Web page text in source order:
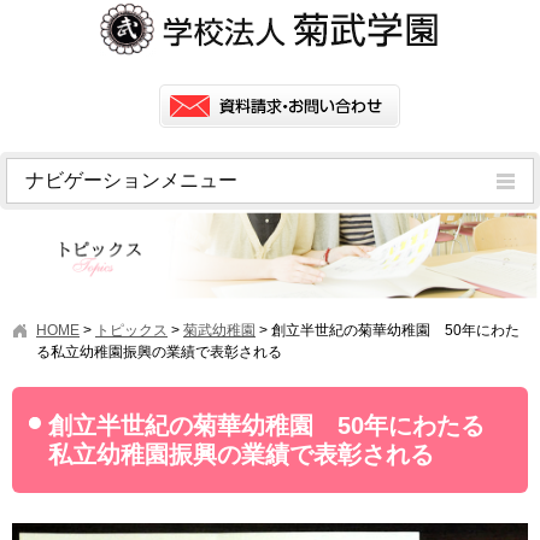
ナビゲーションメニュー
アクセス
情報公開
学園ニュース
オープンキャンパス・行事
HOME > トピックス > 菊武幼稚園 > 創立半世紀の菊華幼稚園 50年にわた
る私立幼稚園振興の業績で表彰される
創立半世紀の菊華幼稚園 50年にわたる
私立幼稚園振興の業績で表彰される